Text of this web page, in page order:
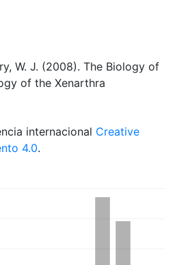
W. J. (2008). The Biology of
of the Xenarthra
internacional Creative
4.0.